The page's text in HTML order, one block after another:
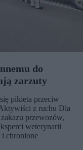
do
zarzuty
pikieta przeciw
z ruchu Dla
przewozów,
weterynarii
i chronione